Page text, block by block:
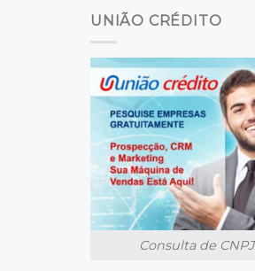
UNIÃO CRÉDITO
Consulta de CNPJ